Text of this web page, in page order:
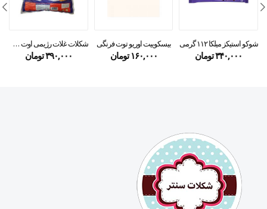
شوکو استیکز میلکا ۱۱۲ گرمی
۳۴۰,۰۰۰تومان
بیسکوییت اوریو توت فرنگی
۱۶۰,۰۰۰ تومان
شکلات غلات رژیمی اوت شوکو
۳۹۰,۰۰۰تومان